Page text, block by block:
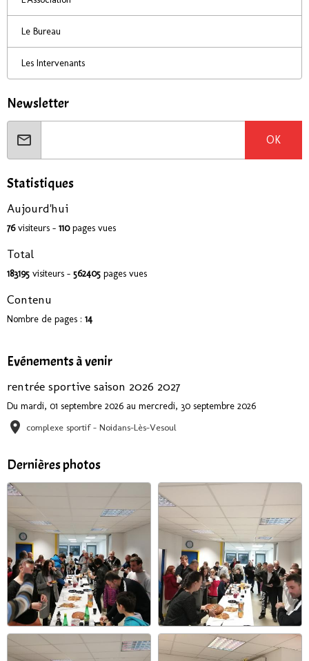
Le Bureau
Les Intervenants
Newsletter
OK
Statistiques
Aujourd'hui
76visiteurs - 110pages vues
Total
183195 visiteurs - 562405 pages vues
Contenu
Nombre de pages : 14
Evénements à venir
rentrée sportive saison 2026 2027
Du mardi, 01 septembre 2026 au mercredi, 30 septembre 2026
complexe sportif - Noidans-Lès-Vesoul
Dernières photos